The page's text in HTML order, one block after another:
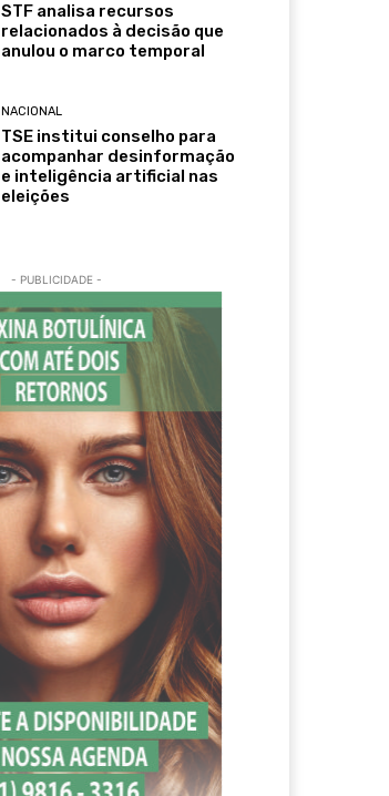
STF analisa recursos
relacionados à decisão que
anulou o marco temporal
NACIONAL
TSE institui conselho para
acompanhar desinformação
e inteligência artificial nas
eleições
- PUBLICIDADE -